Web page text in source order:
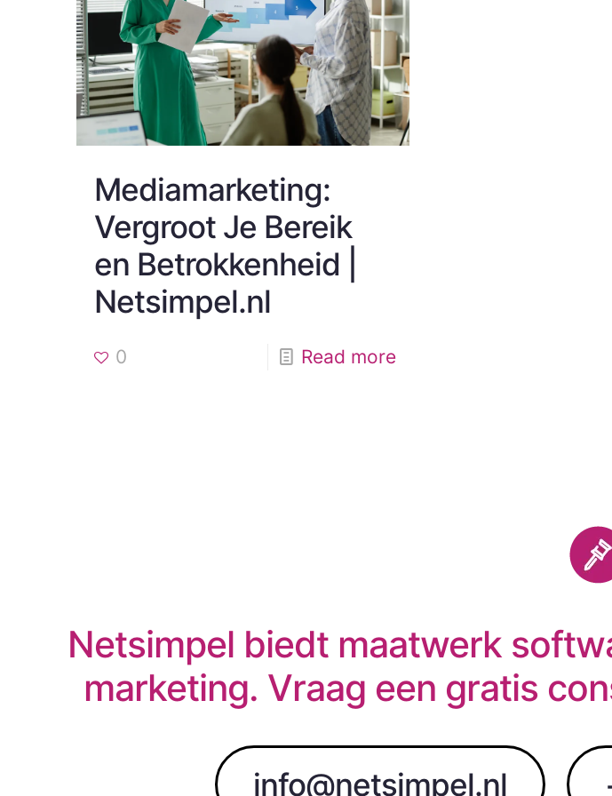
Mediamarketing:
Vergroot Je Bereik
en Betrokkenheid |
Netsimpel.nl
0 Read more
Netsimpel biedt maatwerk
marketing. Vraag een gratis
info@netsimpel.nl